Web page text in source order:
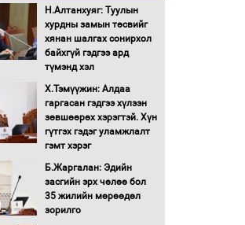
Автобензин, дизель
түлшний онцгой албан
татварыг тэглэлээ
горимд эрүүл мэндийн
салбар хамаарахгүй
Нөөцийн махны
нээлттэй ил тод болгоно
Монгол Улс “COP17”-д
Н.Алтанхуяг: Туулын
хурдны замын төсвийг
хянан шалгах сонирхол
байхгүй гэдгээ ард
түмэнд хэл
Х.Тэмүүжин: Алдаа
гаргасан гэдгээ хүлээн
зөвшөөрөх хэрэгтэй. Хүн
гүтгэх гэдэг уламжлалт
гэмт хэрэг
Б.Жаргалан: Эдийн
засгийн эрх чөлөө бол
35 жилийн мөрөөдөл
зорилго